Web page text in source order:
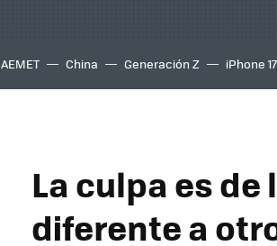
AEMET China Generación Z iPhone 17
La culpa es de
diferente a